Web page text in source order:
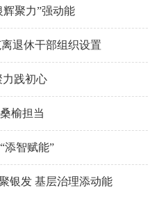
辉聚力”强动能
退休干部组织设置
力践初心
榆担当
添智赋能”
银发 基层治理添动能